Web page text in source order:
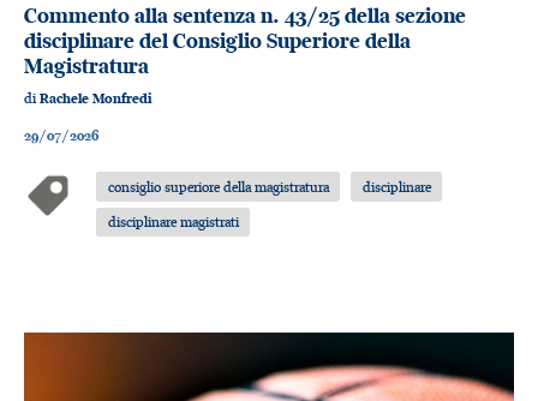
Commento alla sentenza n. 43/25 della sezione
disciplinare del Consiglio Superiore della
Magistratura
di Rachele Monfredi
29/07/2026
consiglio superiore della magistratura
disciplinare
disciplinare magistrati